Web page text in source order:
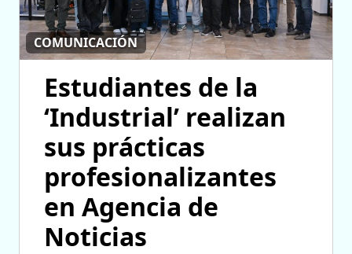
COMUNICACIÓN
Estudiantes de la
‘Industrial’ realizan
sus prácticas
profesionalizantes
en Agencia de
Noticias